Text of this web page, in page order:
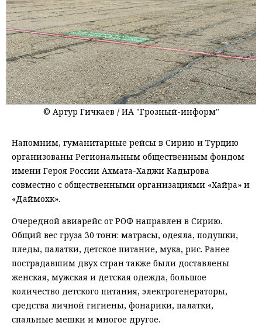
© Артур Гичкаев / ИА "Грозный-информ"
Напомним, гуманитарные рейсы в Сирию и Турцию
организованы Региональным общественным фондом
имени Героя России Ахмата-Хаджи Кадырова
совместно с общественными организациями «Хайра» и
«Даймохк».
Очередной авиарейс от РОФ направлен в Сирию.
Общий вес груза 30 тонн: матрасы, одеяла, подушки,
пледы, палатки, детское питание, мука, рис. Ранее
пострадавшим двух стран также были доставлены
женская, мужская и детская одежда, большое
количество детского питания, электрогенераторы,
средства личной гигиены, фонарики, палатки,
спальные мешки и многое другое.